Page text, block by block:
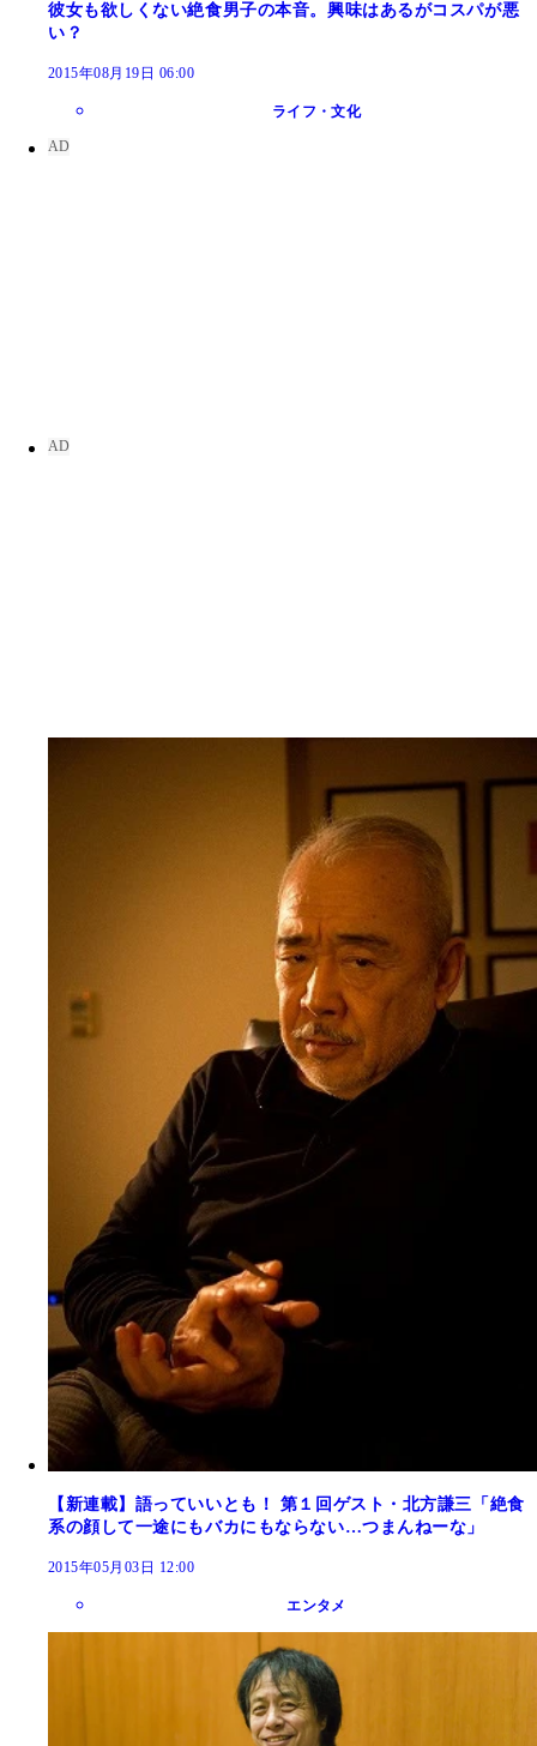
彼女も欲しくない絶食男子の本音。興味はあるがコスパが悪
い？
2015年08月19日 06:00
ライフ・文化
【新連載】語っていいとも！ 第１回ゲスト・北方謙三「絶食
系の顔して一途にもバカにもならない…つまんねーな」
2015年05月03日 12:00
エンタメ